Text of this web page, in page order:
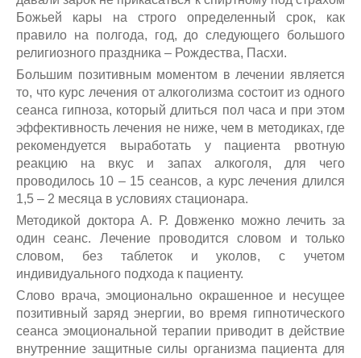
Божьей кары на строго определенный срок, как
правило на полгода, год, до следующего большого
религиозного праздника – Рождества, Пасхи.
Большим позитивным моментом в лечении является
то, что курс лечения от алкоголизма состоит из одного
сеанса гипноза, который длиться пол часа и при этом
эффективность лечения не ниже, чем в методиках, где
рекомендуется выработать у пациента рвотную
реакцию на вкус и запах алкоголя, для чего
проводилось 10 – 15 сеансов, а курс лечения длился
1,5 – 2 месяца в условиях стационара.
Методикой доктора А. Р. Довженко можно лечить за
один сеанс. Лечение проводится словом и только
словом, без таблеток и уколов, с учетом
индивидуального подхода к пациенту.
Слово врача, эмоционально окрашенное и несущее
позитивный заряд энергии, во время гипнотического
сеанса эмоциональной терапии приводит в действие
внутренние защитные силы организма пациента для